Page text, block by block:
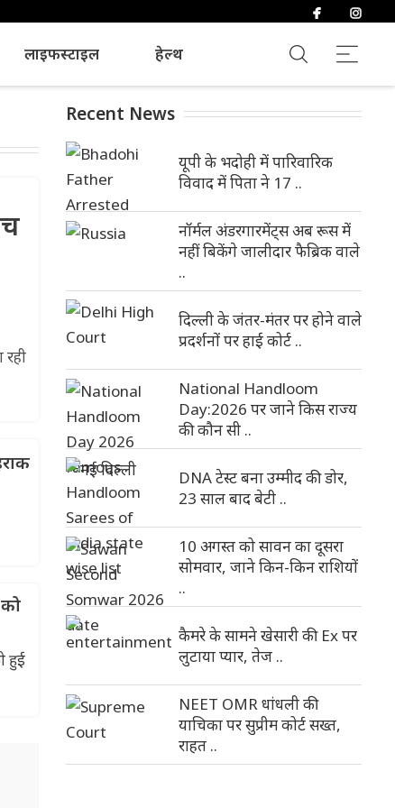
लाइफस्टाइल हेल्थ
हुई
Recent News
यूपी के भदोही में पारिवारिक
विवाद में पिता ने 17 ..
नॉर्मल अंडरगारमेंट्स अब रूस में
नहीं बिकेंगे जालीदार फैब्रिक वाले
..
दिल्ली के जंतर-मंतर पर होने वाले
प्रदर्शनों पर हाई कोर्ट ..
National Handloom
Day:2026 पर जाने किस राज्य
की कौन सी ..
DNA टेस्ट बना उम्मीद की डोर,
23 साल बाद बेटी ..
10 अगस्त को सावन का दूसरा
सोमवार, जाने किन-किन राशियों
..
कैमरे के सामने खेसारी की Ex पर
लुटाया प्यार, तेज ..
NEET OMR धांधली की
याचिका पर सुप्रीम कोर्ट सख्त,
राहत ..